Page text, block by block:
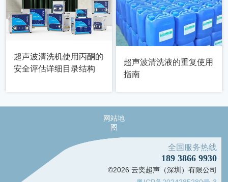
超声波清洗机使用丙酮的
安全评估详细目录结构
超声波清洗液的重复使用
指南
网站地
图
全国服务热线
189 3866 9930
©2026 云奕超声（深圳）有限公司